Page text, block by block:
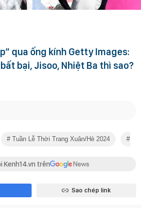
qua ống kính Getty Images:
bại, Jisoo, Nhiệt Ba thì sao?
Tuần Lễ Thời Trang Xuân/Hè 2024
Kenh14.vn trên
Sao chép link